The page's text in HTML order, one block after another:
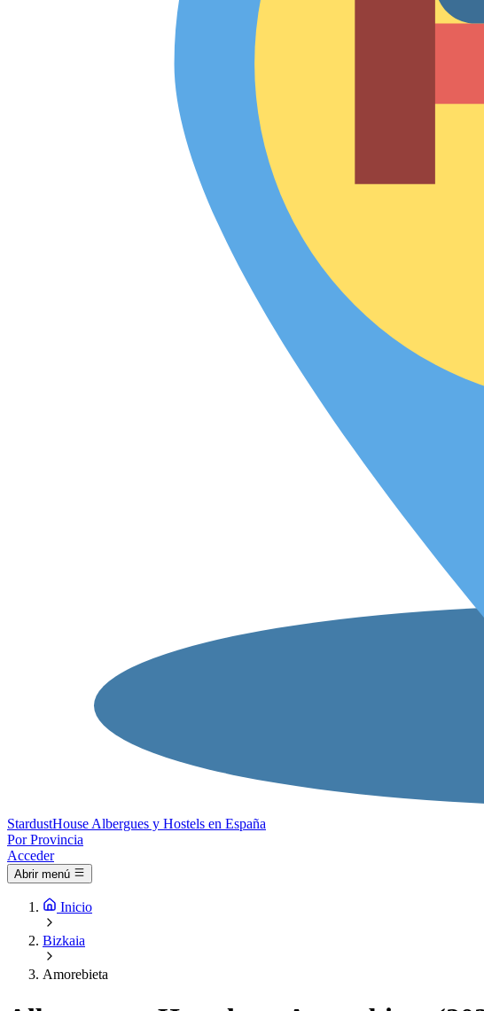
StardustHouse Albergues y Hostels en España
Por Provincia
Acceder
Abrir menú
Inicio
Bizkaia
Amorebieta